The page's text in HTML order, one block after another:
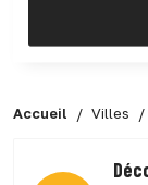
Accueil Villes